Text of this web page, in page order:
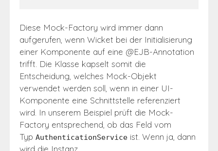
Diese Mock-Factory wird immer dann
aufgerufen, wenn Wicket bei der Initialisierung
einer Komponente auf eine @EJB-Annotation
trifft. Die Klasse kapselt somit die
Entscheidung, welches Mock-Objekt
verwendet werden soll, wenn in einer UI-
Komponente eine Schnittstelle referenziert
wird. In unserem Beispiel prüft die Mock-
Factory entsprechend, ob das Feld vom
Typ AuthenticationService ist. Wenn ja, dann
wird die Instanz